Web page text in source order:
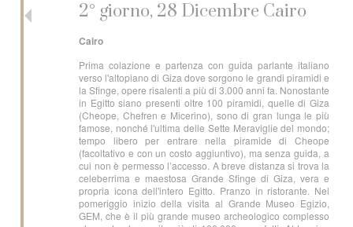
2° giorno, 28 Dicembre Cairo
Cairo
Prima colazione e partenza con guida parlante italiano
verso l'altopiano di Giza dove sorgono le grandi piramidi e
la Sfinge, opere risalenti a più di 3.000 anni fa. Nonostante
in Egitto siano presenti oltre 100 piramidi, quelle di Giza
(Cheope, Chefren e Micerino), sono di gran lunga le più
famose, nonché l'ultima delle Sette Meraviglie del mondo;
tempo libero per entrare nella piramide di Cheope
(facoltativo e con un costo aggiuntivo), ma senza guida, a
cui non è permesso l’accesso. A breve distanza si trova la
celeberrima e maestosa Grande Sfinge di Giza, vera e
propria icona dell'intero Egitto. Pranzo in ristorante. Nel
pomeriggio inizio della visita al Grande Museo Egizio,
GEM, che è il più grande museo archeologico complesso